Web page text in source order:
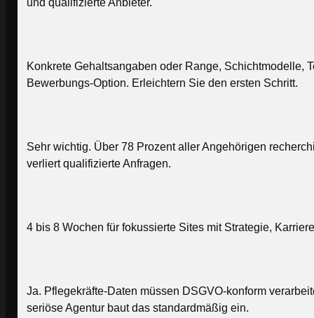
und qualifizierte Anbieter.
Konkrete Gehaltsangaben oder Range, Schichtmodelle,
Bewerbungs-Option. Erleichtern Sie den ersten Schritt.
Sehr wichtig. Über 78 Prozent aller Angehörigen
verliert qualifizierte Anfragen.
4 bis 8 Wochen für fokussierte Sites mit Strategie,
Ja. Pflegekräfte-Daten müssen DSGVO-konform
seriöse Agentur baut das standardmäßig ein.